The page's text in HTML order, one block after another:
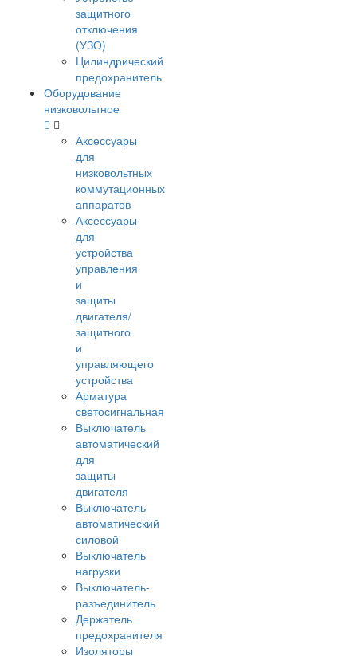
защитного
отключения
(УЗО)
Цилиндрический
предохранитель
Оборудование
низковольтное
Аксессуары
для
низковольтных
коммутационных
аппаратов
Аксессуары
для
устройства
управления
и
защиты
двигателя/
защитного
и
управляющего
устройства
Арматура
светосигнальная
Выключатель
автоматический
для
защиты
двигателя
Выключатель
автоматический
силовой
Выключатель
нагрузки
Выключатель-
разъединитель
Держатель
предохранителя
Изоляторы